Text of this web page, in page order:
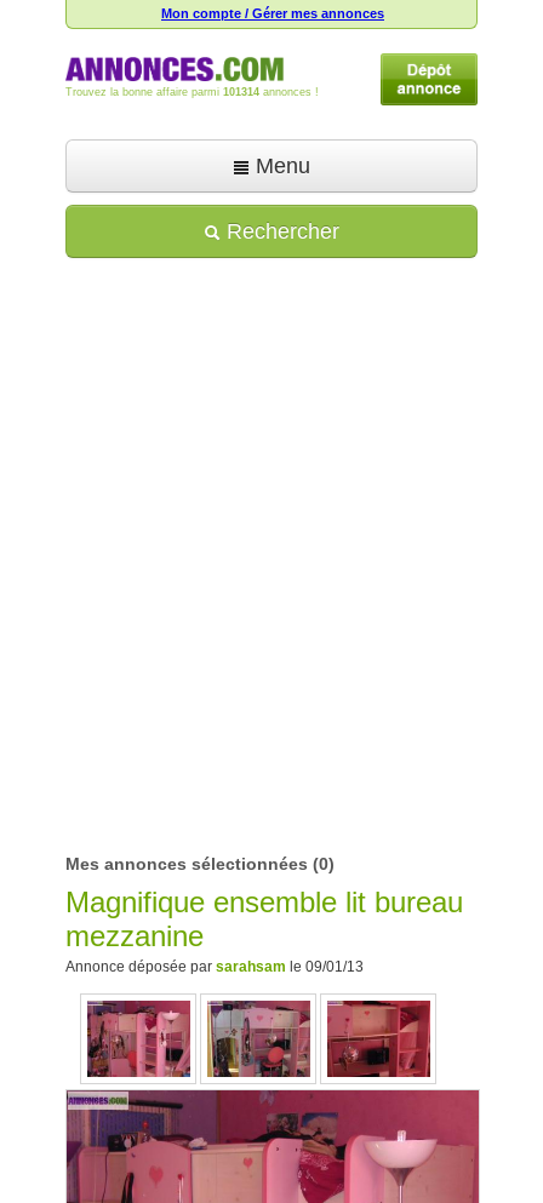
Mon compte / Gérer mes annonces
Trouvez la bonne affaire parmi 101314 annonces !
Menu
Déposer une annonce
Rechercher
Mes annonces sélectionnées (0)
Magnifique ensemble lit bureau
mezzanine
Annonce déposée par sarahsam le 09/01/13